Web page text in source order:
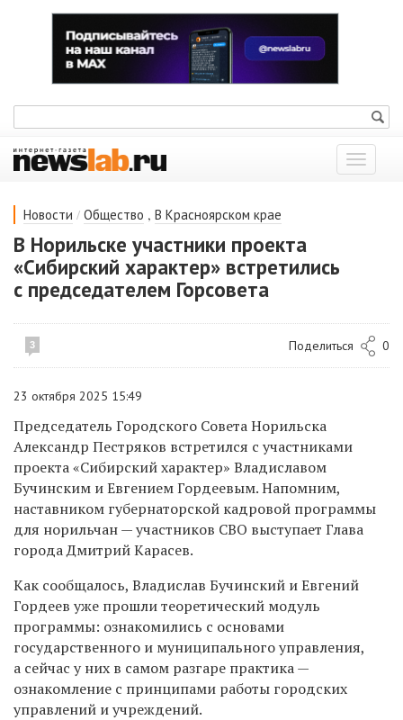
Показать
меню
Новости / Общество , В Красноярском крае
В Норильске участники проекта
«Сибирский характер» встретились
с председателем Горсовета
3 Поделиться 0
23 октября 2025 15:49
Председатель Городского Совета Норильска
Александр Пестряков встретился с участниками
проекта «Сибирский характер» Владиславом
Бучинским и Евгением Гордеевым. Напомним,
наставником губернаторской кадровой программы
для норильчан — участников СВО выступает Глава
города Дмитрий Карасев.
Как сообщалось, Владислав Бучинский и Евгений
Гордеев уже прошли теоретический модуль
программы: ознакомились с основами
государственного и муниципального управления,
а сейчас у них в самом разгаре практика —
ознакомление с принципами работы городских
управлений и учреждений.